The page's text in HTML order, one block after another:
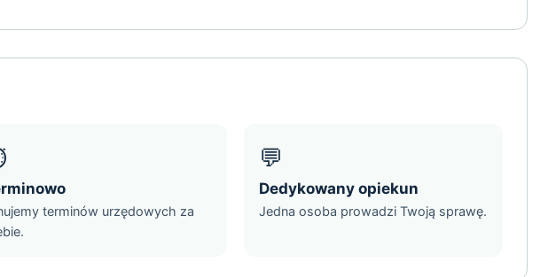
terminów urzędowych za
💬
Dedykowany opiekun
Jedna osoba prowadzi Twoją sprawę.